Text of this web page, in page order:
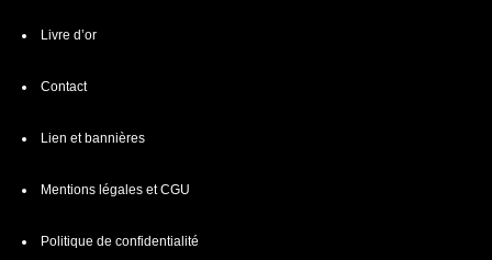
Livre d’or
Contact
Lien et bannières
Mentions légales et CGU
Politique de confidentialité